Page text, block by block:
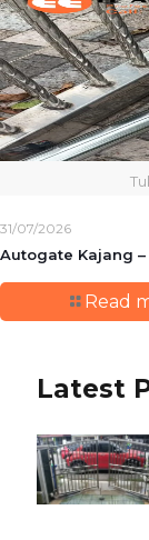
31/07/2026
Autogate Kajang
Read
Latest